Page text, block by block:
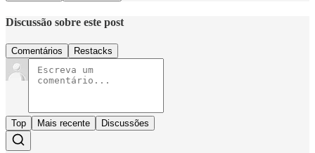
Discussão sobre este post
Comentários Restacks
Top Mais recente Discussões